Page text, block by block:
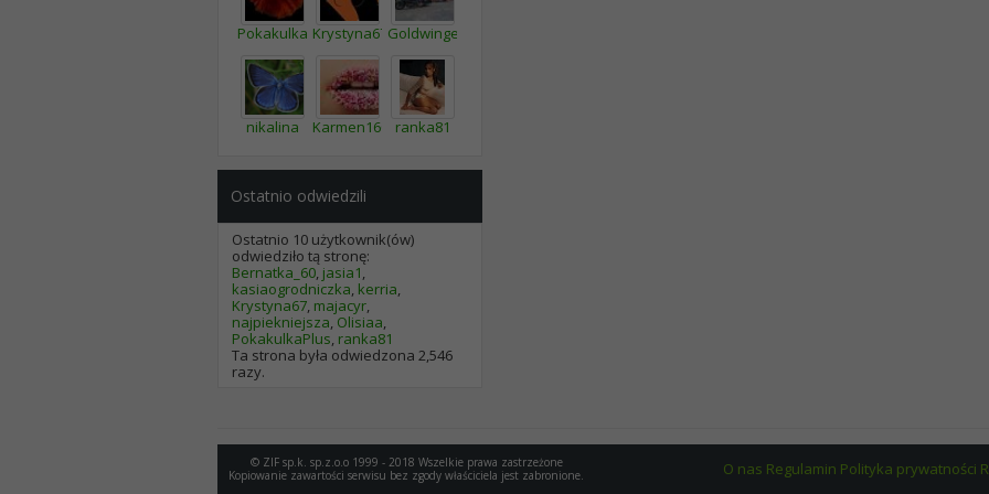
PokakulkaPlusKrystyna67 Goldwingerka1800
nikalina Karmen160 ranka81
Ostatnio odwiedzili
Ostatnio 10 użytkownik(ów)
odwiedziło tą stronę:
Bernatka_60, jasia1,
kasiaogrodniczka, kerria,
Krystyna67, majacyr,
najpiekniejsza, Olisiaa,
PokakulkaPlus, ranka81
Ta strona była odwiedzona 2,546
razy.
© ZIF sp.k. sp.z.o.o 1999 - 2018 Wszelkie prawa zastrzeżone
Kopiowanie zawartości serwisu bez zgody właściciela jest zabronione.
O nas Regulamin Polityka prywatności